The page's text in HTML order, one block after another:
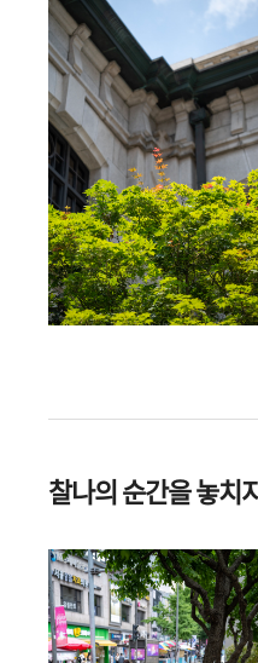
찰나의 순간을 놓치